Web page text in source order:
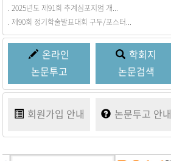
. 2025년도 제91회 추계심포지엄 개...
. 제90회 정기학술발표대회 구두/포스터...
온라인
논문투고
학회지
논문검색
회원가입 안내 논문투고 안내